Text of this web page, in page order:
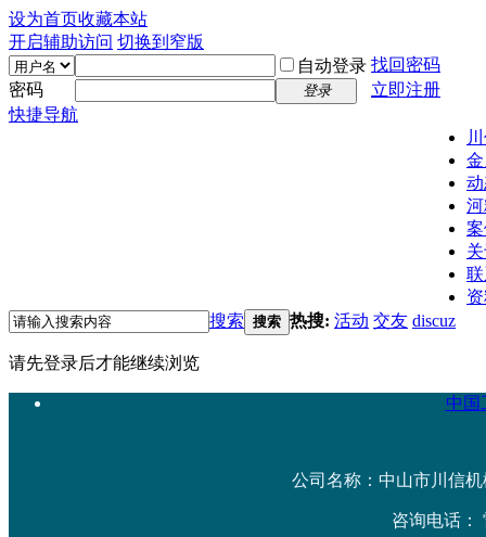
设为首页收藏本站
开启辅助访问 切换到窄版
自动登录 找回密码
密码
登录
立即注册
快捷导航
搜索 搜索 热搜: 活动 交友 discuz
请先登录后才能继续浏览
中国
公司名称：中山市川信机
咨询电话：